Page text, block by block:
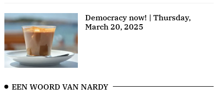
Democracy now! | Thursday,
March 20, 2025
EEN WOORD VAN NARDY